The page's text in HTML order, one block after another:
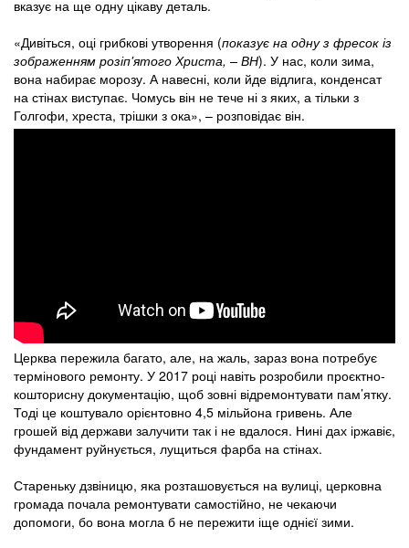
вказує на ще одну цікаву деталь.
«Дивіться, оці грибкові утворення (показує на одну з фресок із
зображенням розіп'ятого Христа, – ВН). У нас, коли зима,
вона набирає морозу. А навесні, коли йде відлига, конденсат
на стінах виступає. Чомусь він не тече ні з яких, а тільки з
Голгофи, хреста, трішки з ока», – розповідає він.
Церква пережила багато, але, на жаль, зараз вона потребує
термінового ремонту. У 2017 році навіть розробили проєктно-
кошторисну документацію, щоб зовні відремонтувати пам’ятку.
Тоді це коштувало орієнтовно 4,5 мільйона гривень. Але
грошей від держави залучити так і не вдалося. Нині дах іржавіє,
фундамент руйнується, лущиться фарба на стінах.
Стареньку дзвіницю, яка розташовується на вулиці, церковна
громада почала ремонтувати самостійно, не чекаючи
допомоги, бо вона могла б не пережити іще однієї зими.